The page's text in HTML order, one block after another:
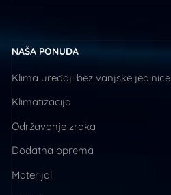
NAŠA PONUDA
Klima uređaji bez vanjske jedinice
Klimatizacija
Održavanje zraka
Dodatna oprema
Materijal